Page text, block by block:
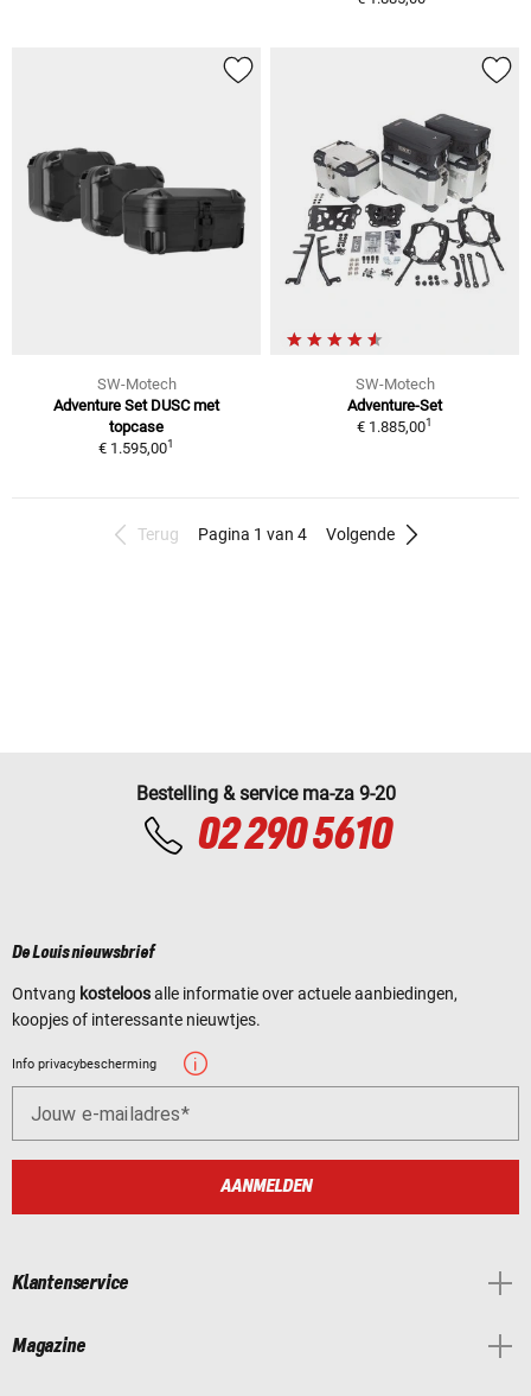
SW-Motech
Adventure Set DUSC met
topcase
€ 1.595,001
SW-Motech
Adventure-Set
€ 1.885,001
Terug Pagina 1 van 4 Volgende
Bestelling & service ma-za 9-20
02 290 5610
De Louis nieuwsbrief
Ontvang kosteloosalle informatie over actuele aanbiedingen,
koopjes of interessante nieuwtjes.
Info privacybescherming
Jouw e-mailadres
AANMELDEN
Klantenservice
Magazine